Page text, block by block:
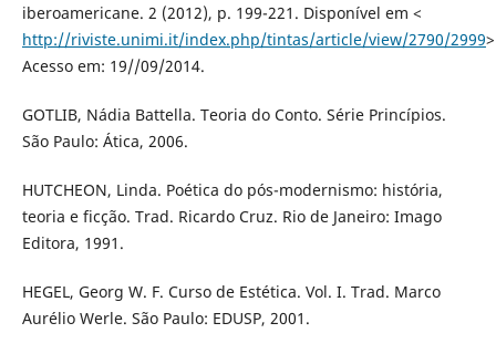
iberoamericane. 2 (2012), p. 199-221. Disponível em <
http://riviste.unimi.it/index.php/tintas/article/view/2790/2999
Acesso em: 19//09/2014.
GOTLIB, Nádia Battella. Teoria do Conto. Série Princípios.
São Paulo: Ática, 2006.
HUTCHEON, Linda. Poética do pós-modernismo: história,
teoria e ficção. Trad. Ricardo Cruz. Rio de Janeiro: Imago
Editora, 1991.
HEGEL, Georg W. F. Curso de Estética. Vol. I. Trad. Marco
Aurélio Werle. São Paulo: EDUSP, 2001.